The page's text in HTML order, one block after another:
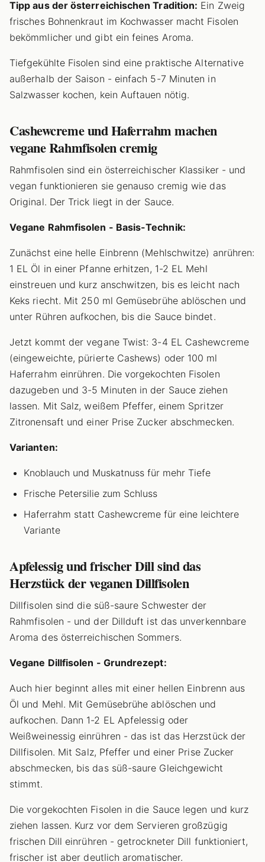
Tipp aus der österreichischen Tradition: Ein Zweig
frisches Bohnenkraut im Kochwasser macht Fisolen
bekömmlicher und gibt ein feines Aroma.
Tiefgekühlte Fisolen sind eine praktische Alternative
außerhalb der Saison - einfach 5-7 Minuten in
Salzwasser kochen, kein Auftauen nötig.
Cashewcreme und Haferrahm machen
vegane Rahmfisolen cremig
Rahmfisolen sind ein österreichischer Klassiker - und
vegan funktionieren sie genauso cremig wie das
Original. Der Trick liegt in der Sauce.
Vegane Rahmfisolen - Basis-Technik:
Zunächst eine helle Einbrenn (Mehlschwitze) anrühren:
1 EL Öl in einer Pfanne erhitzen, 1-2 EL Mehl
einstreuen und kurz anschwitzen, bis es leicht nach
Keks riecht. Mit 250 ml Gemüsebrühe ablöschen und
unter Rühren aufkochen, bis die Sauce bindet.
Jetzt kommt der vegane Twist: 3-4 EL Cashewcreme
(eingeweichte, pürierte Cashews) oder 100 ml
Haferrahm einrühren. Die vorgekochten Fisolen
dazugeben und 3-5 Minuten in der Sauce ziehen
lassen. Mit Salz, weißem Pfeffer, einem Spritzer
Zitronensaft und einer Prise Zucker abschmecken.
Varianten:
Knoblauch und Muskatnuss für mehr Tiefe
Frische Petersilie zum Schluss
Haferrahm statt Cashewcreme für eine leichtere
Variante
Apfelessig und frischer Dill sind das
Herzstück der veganen Dillfisolen
Dillfisolen sind die süß-saure Schwester der
Rahmfisolen - und der Dillduft ist das unverkennbare
Aroma des österreichischen Sommers.
Vegane Dillfisolen - Grundrezept:
Auch hier beginnt alles mit einer hellen Einbrenn aus
Öl und Mehl. Mit Gemüsebrühe ablöschen und
aufkochen. Dann 1-2 EL Apfelessig oder
Weißweinessig einrühren - das ist das Herzstück der
Dillfisolen. Mit Salz, Pfeffer und einer Prise Zucker
abschmecken, bis das süß-saure Gleichgewicht
stimmt.
Die vorgekochten Fisolen in die Sauce legen und kurz
ziehen lassen. Kurz vor dem Servieren großzügig
frischen Dill einrühren - getrockneter Dill funktioniert,
frischer ist aber deutlich aromatischer.